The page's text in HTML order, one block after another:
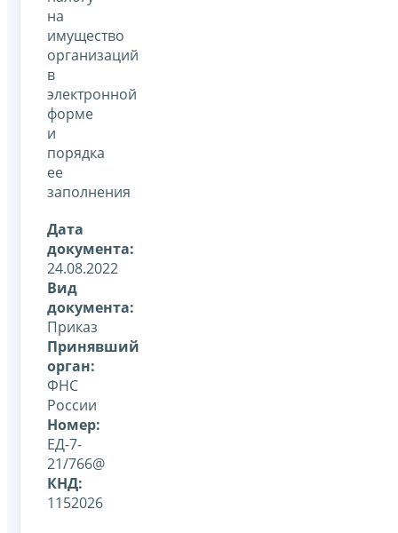
на
имущество
организаций
в
электронной
форме
и
порядка
ее
заполнения
Дата
документа:
24.08.2022
Вид
документа:
Приказ
Принявший
орган:
ФНС
России
Номер:
ЕД-7-
21/766@
КНД:
1152026